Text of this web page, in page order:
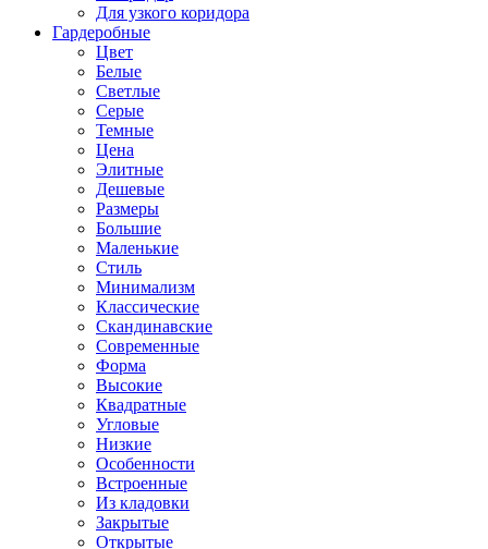
Для узкого коридора
Гардеробные
Цвет
Белые
Светлые
Серые
Темные
Цена
Элитные
Дешевые
Размеры
Большие
Маленькие
Стиль
Минимализм
Классические
Скандинавские
Современные
Форма
Высокие
Квадратные
Угловые
Низкие
Особенности
Встроенные
Из кладовки
Закрытые
Открытые